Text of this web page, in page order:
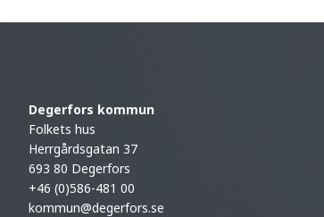
Degerfors kommun
Folkets hus
Herrgårdsgatan 37
693 80 Degerfors
+46 (0)586-481 00
kommun@degerfors.se